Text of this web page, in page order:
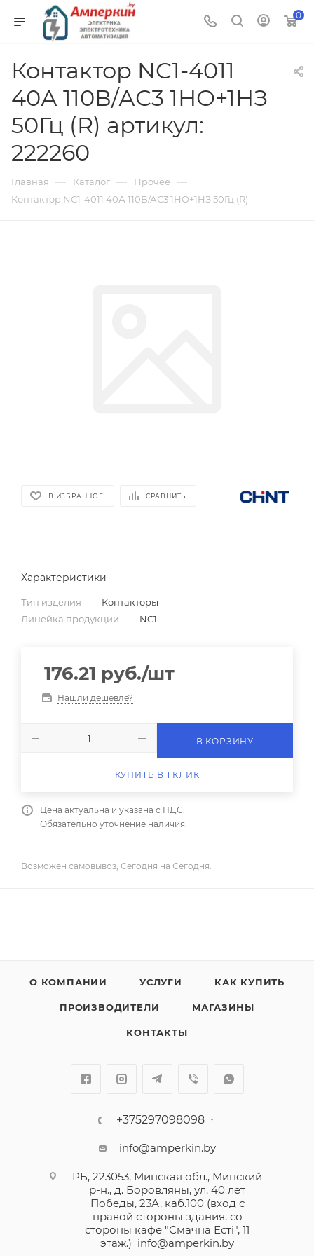
0
Контактор NC1-4011
40А 110В/АС3 1НО+1НЗ
50Гц (R) артикул:
222260
Главная — Каталог — Прочее —
Контактор NC1-4011 40А 110В/АС3 1НО+1НЗ 50Гц (R)
В ИЗБРАННОЕ СРАВНИТЬ
Характеристики
Тип изделия — Контакторы
Линейка продукции — NC1
176.21 руб./шт
Нашли дешевле?
В КОРЗИНУ
КУПИТЬ В 1 КЛИК
Цена актуальна и указана с НДС.
Обязательно уточнение наличия.
Возможен самовывоз, Сегодня на Сегодня.
О КОМПАНИИ УСЛУГИ КАК КУПИТЬ
ПРОИЗВОДИТЕЛИ МАГАЗИНЫ
КОНТАКТЫ
+375297098098
info@amperkin.by
РБ, 223053, Минская обл., Минский
р-н., д. Боровляны, ул. 40 лет
Победы, 23А, каб.100 (вход с
правой стороны здания, со
стороны кафе "Смачна Естi", 11
этаж.) info@amperkin.by